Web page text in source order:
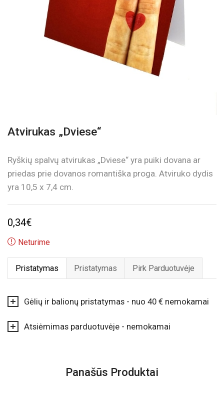
Atvirukas „Dviese“
Ryškių spalvų atvirukas „Dviese“ yra puiki dovana ar
priedas prie dovanos romantiška proga. Atviruko dydis
yra 10,5 x 7,4 cm.
0,34€
Neturime
Pristatymas Pristatymas Pirk Parduotuvėje
Gėlių ir balionų pristatymas - nuo 40 € nemokamai
Atsiėmimas parduotuvėje - nemokamai
Panašūs Produktai